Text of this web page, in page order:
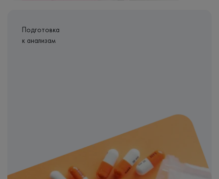
Подготовка
к анализам